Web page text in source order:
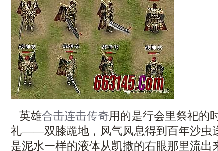
英雄合击连击传奇用的是行会里祭祀的
礼——双膝跪地，风气风息得到百年沙虫
是泥水一样的液体从凯撒的右眼那里流出